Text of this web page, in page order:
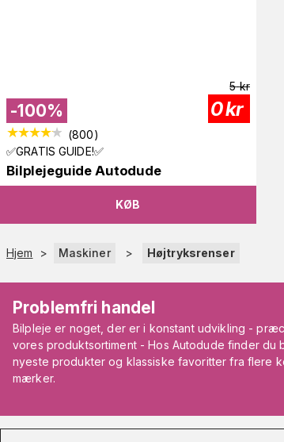
-100%
5 kr
0kr
(800)
✅GRATIS GUIDE!✅
Bilplejeguide Autodude
KØB
Hjem > Maskiner > Højtryksrenser
Problemfri handel
Bilpleje er noget, der er i konstant udvikling -
vores produktsortiment - Hos Autodude finder du
nyeste produkter og klassiske favoritter fra flere
mærker.